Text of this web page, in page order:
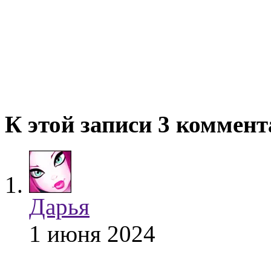
К этой записи 3
Дарья
1 июня 2024